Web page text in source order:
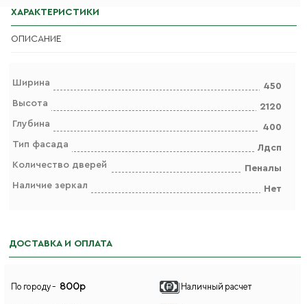
ХАРАКТЕРИСТИКИ
ОПИСАНИЕ
Ширина
450
Высота
2120
Глубина
400
Тип фасада
Лдсп
Количество дверей
Пеналы
Наличие зеркал
Нет
ДОСТАВКА И ОПЛАТА
По городу - 800р Наличный расчет